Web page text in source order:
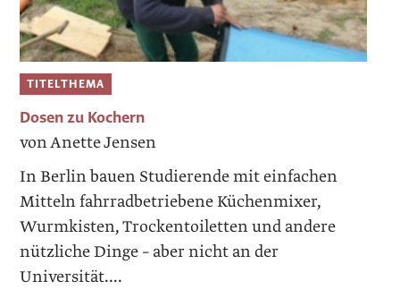
TITELTHEMA
Dosen zu Kochern
von Anette Jensen
In Berlin bauen Studierende mit einfachen
Mitteln fahrradbetriebene Küchenmixer,
Wurmkisten, Trockentoiletten und andere
nützliche Dinge – aber nicht an der
Universität....